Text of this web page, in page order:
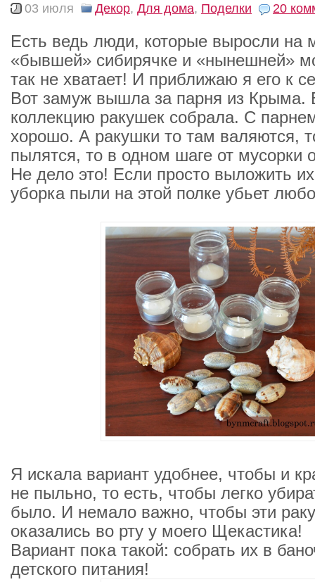
03 июля Декор, Для дома, Поделки 20
Есть ведь люди, которые выросли на
«бывшей» сибирячке и «нынешней»
так не хватает! И приближаю я его к
Вот замуж вышла за парня из Крыма.
коллекцию ракушек собрала. С
хорошо. А ракушки то там валяются,
пылятся, то в одном шаге от мусорки
Не дело это! Если просто выложить
уборка пыли на этой полке убьет
Я искала вариант удобнее, чтобы и
не пыльно, то есть, чтобы легко
было. И немало важно, чтобы эти
оказались во рту у моего Щекастика!
Вариант пока такой: собрать их в
детского питания!